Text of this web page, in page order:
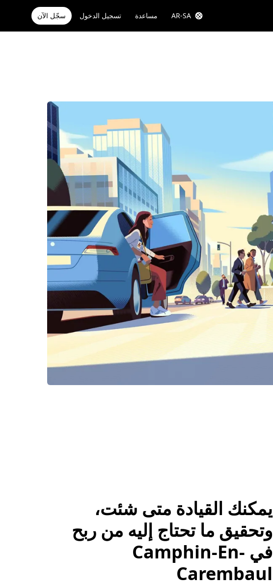
AR-SA مساعدة تسجيل الدخول سجّل الآن
يمكنك القيادة متى شئت،
وتحقيق ما تحتاج إليه من ربح
في Camphin-En-
Carembaul